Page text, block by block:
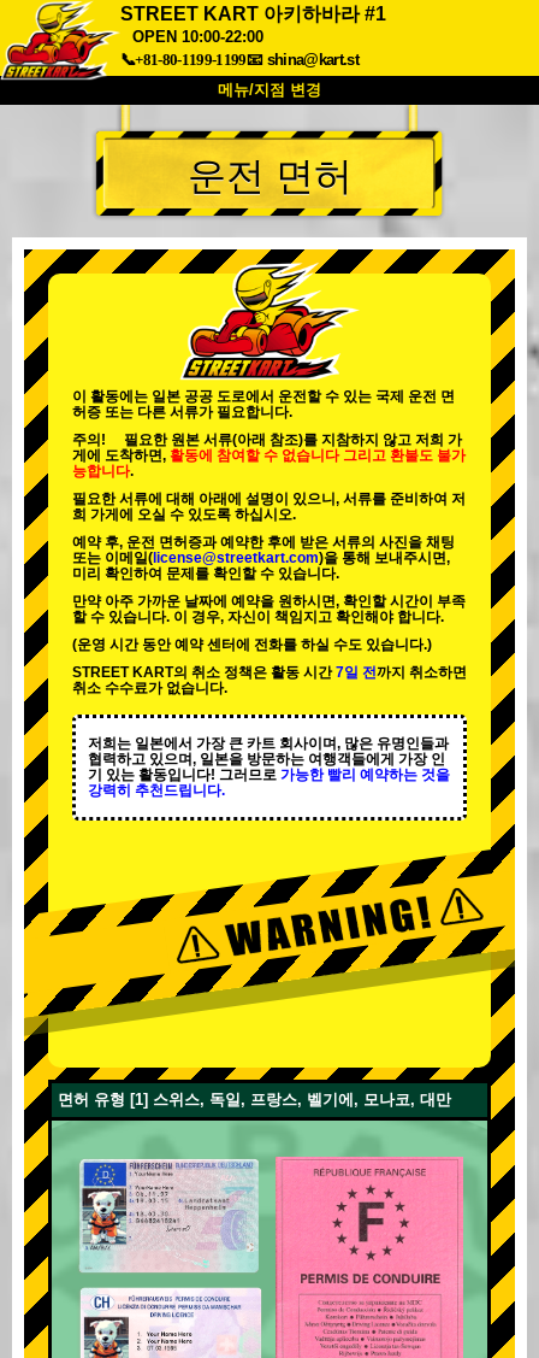
STREET KART 아키하바라 #1
OPEN 10:00-22:00
📞+81-80-1199-1199📧 shina@kart.st
메뉴/지점 변경
소개 사양 가격
접근성 고객 리뷰 자주 묻는 질문
지점 변경
도쿄 시나가와 #1 도쿄 아키하바라#1
도쿄 아키하바라#2
도쿄 시부야 애넥스 도쿄 베이
도쿄 아사쿠사 오사카
오키나와
운전 면허
이 활동에는 일본 공공 도로에서 운전할 수 있는 국제 운전 면
허증 또는 다른 서류가 필요합니다.
주의! 필요한 원본 서류(아래 참조)를 지참하지 않고 저희 가
게에 도착하면, 활동에 참여할 수 없습니다 그리고 환불도 불가
능합니다.
필요한 서류에 대해 아래에 설명이 있으니, 서류를 준비하여 저
희 가게에 오실 수 있도록 하십시오.
예약 후, 운전 면허증과 예약한 후에 받은 서류의 사진을 채팅
또는 이메일( license@streetkart.com)을 통해 보내주시면,
미리 확인하여 문제를 확인할 수 있습니다.
만약 아주 가까운 날짜에 예약을 원하시면, 확인할 시간이 부족
할 수 있습니다. 이 경우, 자신이 책임지고 확인해야 합니다.
(운영 시간 동안 예약 센터에 전화를 하실 수도 있습니다.)
STREET KART의 취소 정책은 활동 시간7일 전까지 취소하면
취소 수수료가 없습니다.
저희는 일본에서 가장 큰 카트 회사이며, 많은 유명인들과
협력하고 있으며, 일본을 방문하는 여행객들에게 가장 인
기 있는 활동입니다! 그러므로 가능한 빨리 예약하는 것을
강력히 추천드립니다.
면허 유형 [1] 스위스, 독일, 프랑스, 벨기에, 모나코, 대만